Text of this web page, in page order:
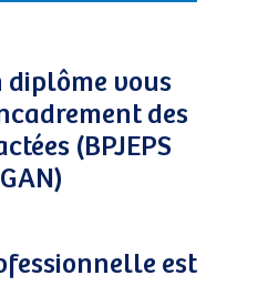
diplôme vous
des
(BPJEPS
est